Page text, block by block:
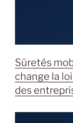
Sûretés
change la
des